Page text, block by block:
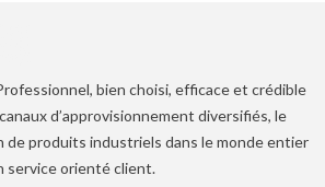
bien choisi, efficace et crédible
d’approvisionnement diversifiés, le
de produits industriels dans le monde entier
service orienté client.